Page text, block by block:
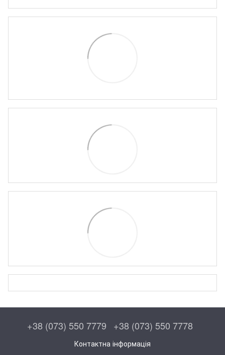
+38 (073) 550 7779 +38 (073) 550 7778
Контактна інформація